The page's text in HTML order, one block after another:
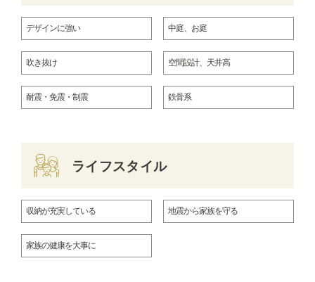
デザインに強い 中庭、お庭
吹き抜け 空間設計、天井高
耐震・免震・制震 鉄骨系
ライフスタイル
収納が充実している 地震から家族を守る
家族の健康を大事に